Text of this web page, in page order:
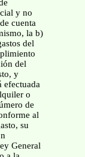
y no
cuenta
la b)
del
del
y
efectuada
o
de
al
su
General